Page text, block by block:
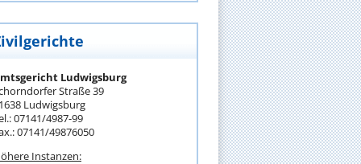
Ludwigsburg
Straße 39
Ludwigsburg
07141/4987-99
07141/49876050
Instanzen: